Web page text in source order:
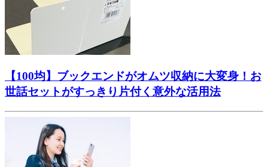
【100均】ブックエンドがオムツ収納に大変身！お
世話セットがすっきり片付く意外な活用法